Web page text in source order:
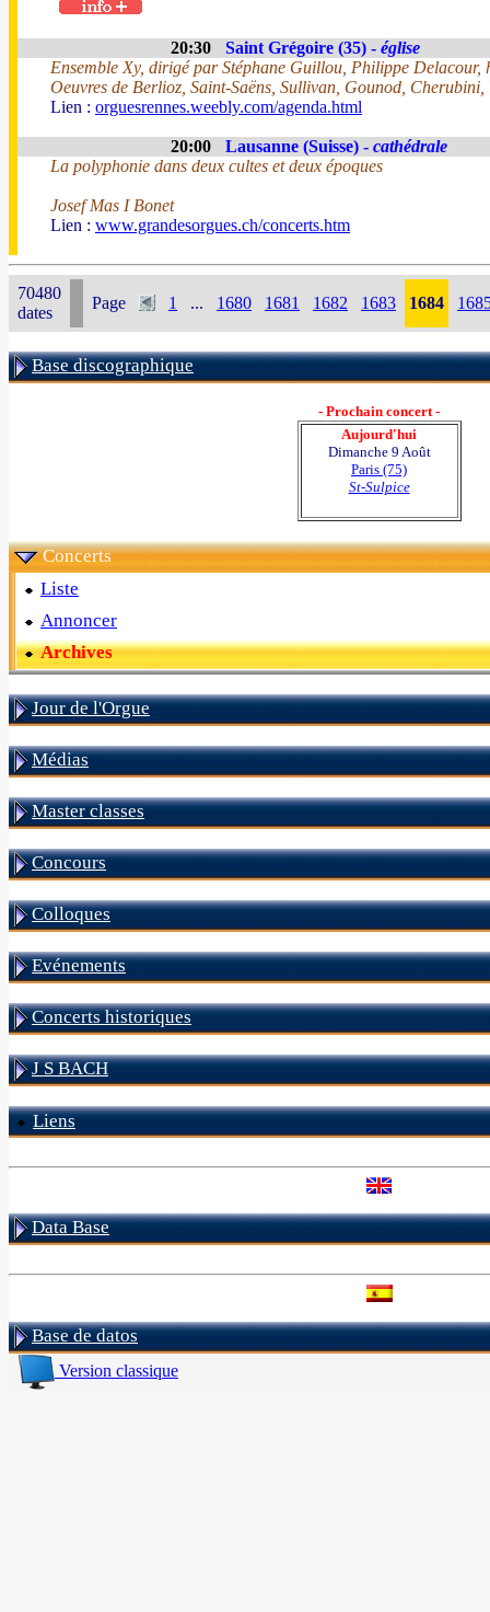
20:30 Saint Grégoire (35) - église
Ensemble Xy, dirigé par Stéphane Guillou, Philippe Delacour,
Oeuvres de Berlioz, Saint-Saëns, Sullivan, Gounod,
Lien : orguesrennes.weebly.com/agenda.html
20:00 Lausanne (Suisse) - cathédrale
La polyphonie dans deux cultes et deux époques
Josef Mas I Bonet
Lien : www.grandesorgues.ch/concerts.htm
70480
dates
Page 1 ... 1680 1681 1682 1683 1684
Base discographique
- Prochain concert -
Aujourd'hui
Dimanche 9 Août
Paris (75)
St-Sulpice
Concerts
Liste
Annoncer
Archives
Jour de l'Orgue
Médias
Master classes
Concours
Colloques
Evénements
Concerts historiques
J S BACH
Liens
Data Base
Base de datos
Version classique